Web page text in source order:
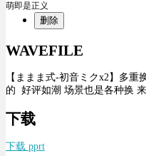
萌即是正义
删除
WAVEFILE
【ままま式-初音ミクx2】多
的 好评如潮 场景也是各种换
下载
下载 pprt